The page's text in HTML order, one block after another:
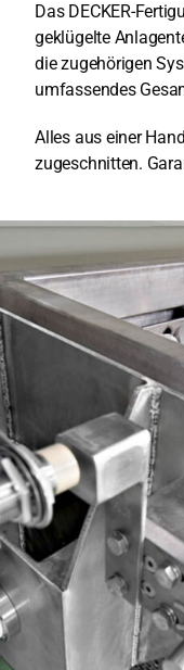
Unter­neh­men
DE
Das DECKER-
ge­klü­gel­te
die zuge­hö­ri­gen
umfas­sen­des
Alles aus einer
zuge­schnit­ten.